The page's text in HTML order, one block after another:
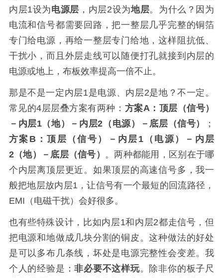
内层1设为电源层 ，内层2设为地层。为什么？因为
电流和信号都需要回路，把一整层几乎完整的铜箔
专门给电源，再给一整层专门给地，这样阻抗低、
干扰小，而且外层走线可以随便打孔就接到内层的
电源或地上，布板效率提高一倍不止。
那是不是一定内层1是电源、内层2是地？不一定。
常见的4层层叠方案有两种： 方案A：顶层（信号）
－内层1（地）－内层2（电源）－底层（信号）
；
方案B：顶层（信号）－内层1（电源）－内层
2（地）－底层（信号） 。两种都能用，区别在于哪
个内层离顶层更近。如果顶层的高速信号多，我一
般把地层放内层1，让信号有一个最短的回流路径，
EMI（电磁干扰）会好很多。
也有些特殊设计，比如内层1和内层2都走信号，但
把电源和地做成几块分割的铜皮。这种做法的好处
是可以多布几条线，坏处是电源完整性会变差。我
个人的经验是：非必要不这样玩。除非你的板子尺